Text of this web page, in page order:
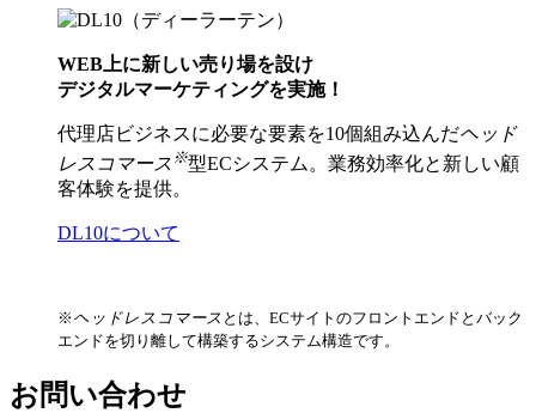
WEB上に新しい売り場を設け
デジタルマーケティングを実施！
代理店ビジネスに必要な要素を10個組み込んだヘッド
レスコマース ※型ECシステム。業務効率化と新しい顧
客体験を提供。
DL10について
※ ヘッドレスコマース とは、ECサイトのフロントエンドとバック
エンドを切り離して構築するシステム構造です。
お問い合わせ